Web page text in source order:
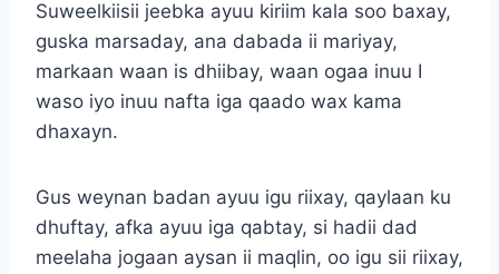
Suweelkiisii jeebka ayuu kiriim kala soo baxay,
guska marsaday, ana dabada ii mariyay,
markaan waan is dhiibay, waan ogaa inuu I
waso iyo inuu nafta iga qaado wax kama
dhaxayn.
Gus weynan badan ayuu igu riixay, qaylaan ku
dhuftay, afka ayuu iga qabtay, si hadii dad
meelaha jogaan aysan ii maqlin, oo igu sii riixay,